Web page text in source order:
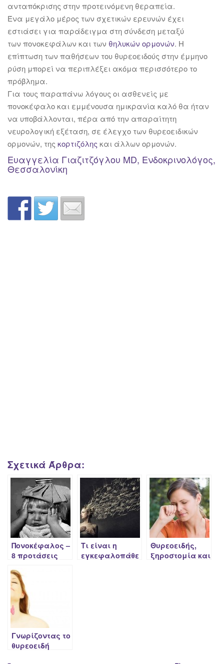
ανταπόκρισης στην προτεινόμενη θεραπεία.
Ένα μεγάλο μέρος των σχετικών ερευνών έχει
εστιάσει για παράδειγμα στη σύνδεση μεταξύ
των πονοκεφάλων και των θηλυκών ορμονών. Η
επίπτωση των παθήσεων του θυρεοειδούς στην έμμηνο
ρύση μπορεί να περιπλέξει ακόμα περισσότερο το
πρόβλημα.
Για τους παραπάνω λόγους οι ασθενείς με
πονοκέφαλο και εμμένουσα ημικρανία καλό θα ήταν
να υποβάλλονται, πέρα από την απαραίτητη
νευρολογική εξέταση, σε έλεγχο των θυρεοειδικών
ορμονών, της κορτιζόλης και άλλων ορμονών.
Ευαγγελία Γιαζιτζόγλου MD, Ενδοκρινολόγος,
Θεσσαλονίκη
Σχετικά Άρθρα:
Πονοκέφαλος –
8 προτάσεις
αντιμετώπιση
του!
Τι είναι η
εγκεφαλοπάθε
Θυρεοειδής,
ξηροστομία και
Γνωρίζοντας το
θυρεοειδή